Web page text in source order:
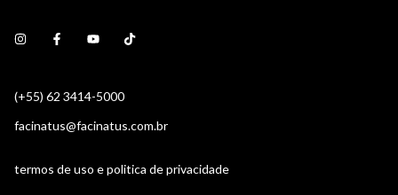
(+55) 62 3414-5000
facinatus@facinatus.com.br
termos de uso e politica de privacidade